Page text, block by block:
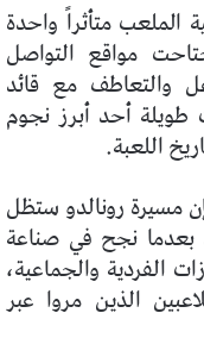
متأثراً واحدة
مواقع التواصل
والتعاطف مع قائد
طويلة أحد أبرز نجوم
اللعبة.
مسيرة رونالدو ستظل
بعدما نجح في صناعة
الفردية والجماعية،
الذين مروا عبر